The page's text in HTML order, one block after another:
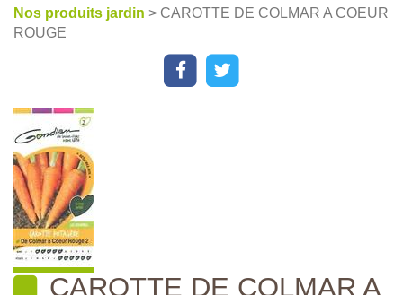
Nos produits jardin > CAROTTE DE COLMAR A COEUR
ROUGE
CAROTTE DE COLMAR A